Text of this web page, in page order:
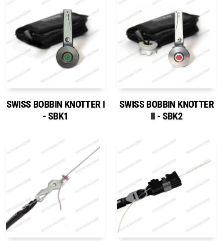
SWISS BOBBIN KNOTTER I
- SBK1
SWISS BOBBIN KNOTTER
II - SBK2